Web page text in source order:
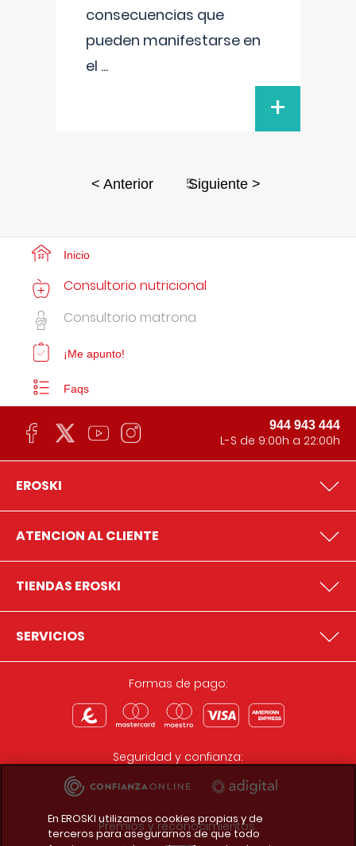
consecuencias que
pueden manifestarse en
el ...
+
< Anterior 5
Siguiente >
Inicio
Consultorio nutricional
Consultorio matrona
¡Me apunto!
Faqs
944 943 444
L-S de 9:00h a 22:00h
EROSKI
ATENCION AL CLIENTE
TIENDAS EROSKI
SERVICIOS
Formas de pago:
Seguridad y confianza:
Premios y reconocimientos:
En EROSKI utilizamos cookies propias y de
terceros para asegurarnos de que todo